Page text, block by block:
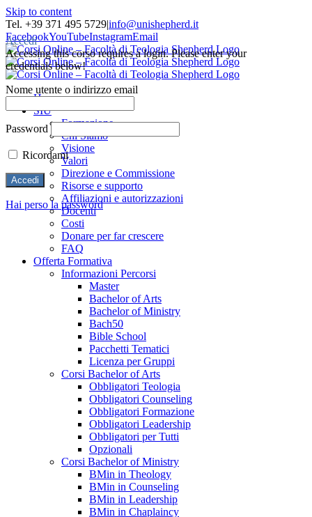
Skip to content
Tel. +39 371 495 5729|info@unishepherd.it
FacebookYouTubeInstagramEmail
Home
SIU
Formazione
Chi Siamo
Visione
Valori
Direzione e Commissione
Risorse e supporto
Affiliazioni e autorizzazioni
Docenti
Costi
Donare per far crescere
FAQ
Offerta Formativa
Informazioni Percorsi
Master
Bachelor of Arts
Bachelor of Ministry
Bach50
Bible School
Pacchetti Tematici
Licenza per Gruppi
Corsi Bachelor of Arts
Obbligatori Teologia
Obbligatori Counseling
Obbligatori Formazione
Obbligatori Leadership
Obbligatori per Tutti
Opzionali
Corsi Bachelor of Ministry
BMin in Theology
BMin in Counseling
BMin in Leadership
BMin in Chaplaincy
Accedi
Accessing this corso requires a login. Please enter your
credentials below!
Nome utente o indirizzo email
Password
Ricordami
Hai perso la password